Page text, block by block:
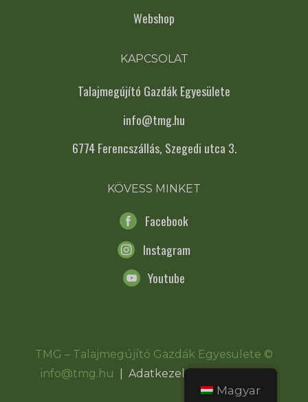
Webshop
KAPCSOLAT
Talajmegújító Gazdák Egyesülete
info@tmg.hu
6774 Ferencszállás, Szegedi utca 3.
KÖVESS MINKET
Facebook
Instagram
Youtube
TMG – Talajmegújító Gazdák Egyesülete ©
info@tmg.hu
Adatkezelési Tájékoztató
Magyar